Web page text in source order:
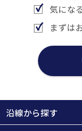
気にな
まずは
沿線から探す